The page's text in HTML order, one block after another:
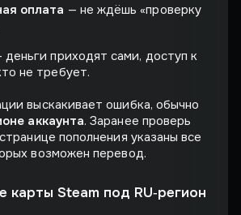
оплата — не ждёшь «проверку
приходят сами, доступ к
не требует.
выскакивает ошибка, обычно
аккаунта. Заранее проверь
пополнения указаны все
возможен перевод.
карты Steam под RU‑регион